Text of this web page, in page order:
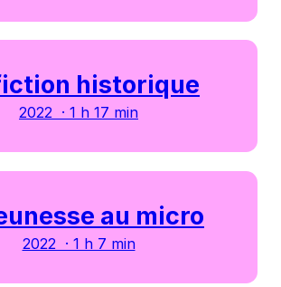
historique
2022 · 1 h 17 min
au micro
2022 · 1 h 7 min